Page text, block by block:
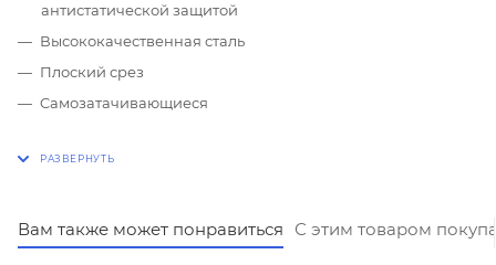
антистатической защитой
Высококачественная сталь
Плоский срез
Cамозатачивающиеся
Вам также может понравиться С этим товаром